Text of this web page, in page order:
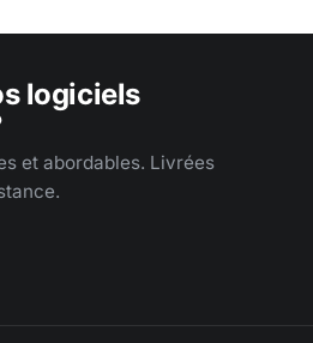
logiciels
et abordables. Livrées